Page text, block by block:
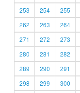
253
254 255
262
263 264
271
272 273
280
281 282
289
290 291
298
299 300